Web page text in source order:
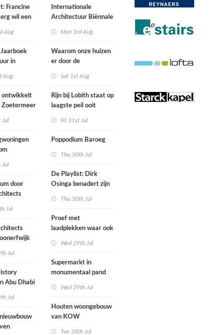
Francine
wil een
Aug
in
Aug
ontwikkelt
Zoetermeer
Jul
en oude
panden
Jul
door
samen in
Jul
Jul
Abu Dhabi
Jul
Internationale
Architectuur Biënnale
Mon 3rd Aug
Waarom onze huizen
er door de
anders gaan uitzien
Sat 1st Aug
Rijn bij Lobith staat op
laagste peil ooit
Fri 31st Jul
Poppodium Baroeg
Thu 30th Jul
De Playlist: Dirk
Osinga benadert zijn
Thu 30th Jul
Proef met
laadplekken waar ook
Wed 29th Jul
Supermarkt in
monumentaal pand
Wed 29th Jul
Houten woongebouw
van KOW
Tue 28th Jul